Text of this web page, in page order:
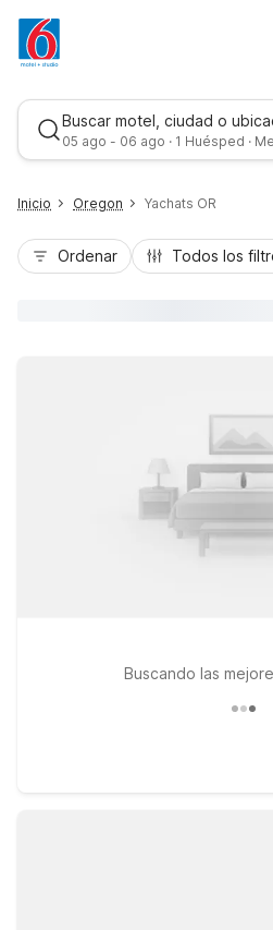
Buscar motel, ciudad o
05 ago - 06 ago · 1 Huésped ·
Inicio Oregon Yachats OR
Ordenar Todos los
Buscando las